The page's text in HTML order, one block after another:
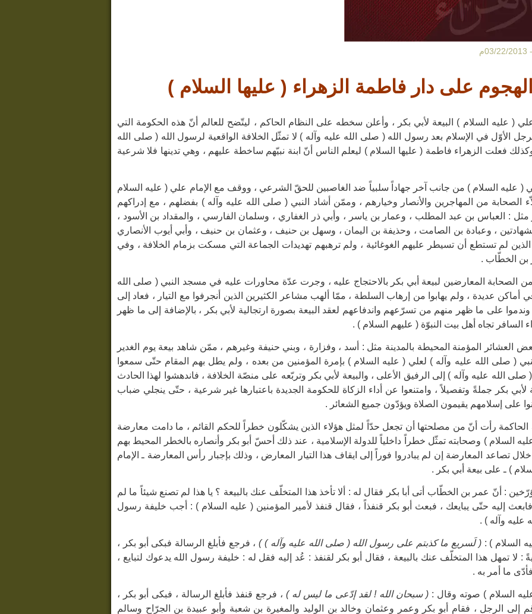
- 03/22/2013م
الهجوم على دار فاطمة الزهراء ( عليها السلام )
( عليه السلام ) البيعة لأبي بكر ، وأعلن سخطه على النظام الحاكم ، ليتّضح للعالم أنّ هذه الحكومة التي
الأوّل في الإسلام بعد رسول الله ( صلى الله عليه وآله ) لا تمثّل الخلافة الواقعية لرسول الله ( صلى الله
فعلت الزهراء فاطمة ( عليها السلام ) ليعلم الناس أنّ ابنة نبيّهم ساخطة عليهم ، وهي تدينها فلا شرعية
( عليه السلام ) من جانب آخر جهاداً سلبياً ضد الغاصبين للحقّ الشرعي ، ووقف مع الإمام علي ( عليه السلام
الصحابة من المهاجرين والأنصار وخيارهم ، وممّن أشاد النبي ( صلى الله عليه وآله ) بفضلهم ، مع إدراكهم
مثل : العباس بن عبد المطلب ، وعمار بن ياسر ، وأبي ذر الغفاري ، وسلمان الفارسي ، والمقداد بن الأسود ،
، وعبادة بن الصامت ، وحذيفة بن اليمان ، وسهل بن حنيف ، وعثمان بن حنيف ، وأبي أيوب الأنصاري
لم تستطع أن تسيطر عليهم الغوغائية ، ولم ترهبهم تهديدات الجماعة التي مسكت بزمام الخلافة ، وفي
بن الخطّاب .
الصحابة المعارضين لبيعة أبي بكر بالاحتجاج عليه ، وجرت عدّة محاورات عليه في مسجد النبي ( صلى الله
أماكن عديدة ، ولم يهابوا من إرهاب السلطة ، ممّا ألهب مشاعر الكثيرين الذين أنجرفوا مع التيار ، فعاد إلى
على ما ظهر منهم من تسرّعهم واندفاعهم لعقد البيعة بصورة ارتجالية لأبي بكر ، بالإضافة إلى ما ظهر
السافر تجاه أهل بيت النبوّة ( عليهم السلام ) .
العشائر المؤمنة المحيطة بالمدينة مثل : أسد ، وفزارة ، وبني حنيفة وغيرهم ، ممّن شاهد بيعة يوم الغدير
( صلى الله عليه وآله ) لعلي ( عليه السلام ) بإمرة المؤمنين من بعده ، ولم يطل بهم المقام حتّى سمعوا
( صلى الله عليه وآله ) إلى الرفيق الأعلى ، والبيعة لأبي بكر وتربّعه على منصّة الخلافة ، فاندهشوا لهذا الحادث
لأبي بكر جملةً وتفصيلاً ، وامتنعوا عن أداء الزكاة للحكومة الجديدة باعتبارها غير شرعية ، حتّى ينجلي ضباب
على إسلامهم يقيمون الصلاة ويؤدّون جميع الشعائر .
رأت أنّ من مصلحتها أن تجعل حدّاً لمثل هؤلاء الذين يشكّلون خطراً للحكم القائم ، ما دامت معارضة
السلام ) وصحابته تمثّل خطراً داخلياً للدولة الإسلامية ، عند ذلك أحسّ أبو بكر وأنصاره بالخطر المحيط بهم
تصاعد المعارضة إن لم يبادروا فوراً إلى ايقاف هذا التيار المعارض ، وذلك بإجبار رأس المعارضة ـ الإمام
) ـ على بيعة أبي بكر .
: أنّ عمر بن الخطّاب أتى أبا بكر فقال له : ألا تأخذ هذا المتخلّف عنك بالبيعة ؟ يا هذا لم تصنع شيئاً ما لم
إليه حتّى يبايعك ، فبعث أبو بكر قنفذاً ، فقال قنفذ لأمير المؤمنين ( عليه السلام ) : أجب خليفة رسول
عليه وآله ) .
السلام ) :( لَسريع ما كذبتم على رسول الله ( صلى الله عليه وآله ) ) ، فرجع فأبلغ الرسالة فبكى أبو بكر ،
: لا تمهل هذا المتخلّف عنك بالبيعة ، فقال أبو بكر لقنفذ : عُد إليه فقل له : خليفة رسول الله يدعوك لتبايع ،
ما أمر به .
السلام ) صوته وقال : ( سبحان الله ! لقد إدّعى ما ليس له ) ، فرجع قنفذ فأبلغ الرسالة ، فبكى أبو بكر ،
إلى الرجل ، فقام أبو بكر وعمر وعثمان وخالد بن الوليد والمغيرة بن شعبة وأبو عبيدة بن الجرّاح وسالم